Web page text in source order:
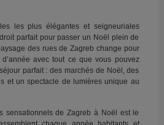
les plus élégantes et seigneuriales
parfait pour passer un Noël plein de
des rues de Zagreb change pour
avec tout ce que vous pouvez
parfait : des marchés de Noël, des
et un spectacle de lumières unique au
sensationnels de Zagreb à Noël est le